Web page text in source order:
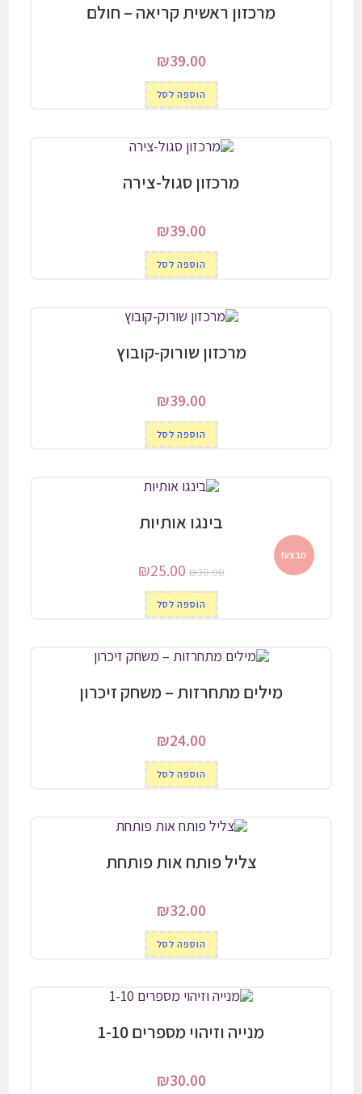
מרכזון ראשית קריאה – חולם
₪39.00
הוספה לסל
מרכזון סגול-צירה
₪39.00
הוספה לסל
מרכזון שורוק-קובוץ
₪39.00
הוספה לסל
מבצע!
בינגו אותיות
₪30.00
המחיר
המקורי
היה:
₪30.00.
₪25.00
הוספה לסל
מילים מתחרזות – משחק זיכרון
₪24.00
הוספה לסל
צליל פותח אות פותחת
₪32.00
הוספה לסל
מנייה וזיהוי מספרים 1-10
₪30.00